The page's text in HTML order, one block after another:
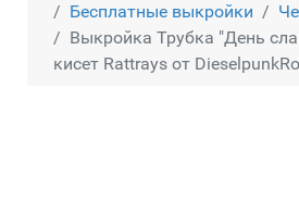
Бесплатные выкройки
Выкройка Трубка "День
кисет Rattrays от DieselpunkRo